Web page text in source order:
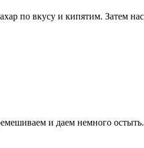
по вкусу и кипятим. Затем
и даем немного остыть.